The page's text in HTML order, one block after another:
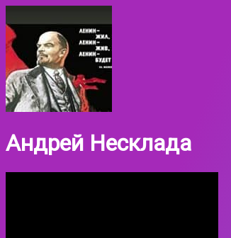
Андрей Несклада